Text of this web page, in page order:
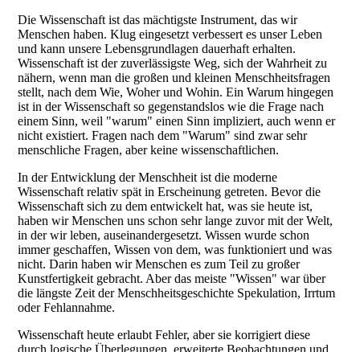
Die Wissenschaft ist das mächtigste Instrument, das wir
Menschen haben. Klug eingesetzt verbessert es unser Leben
und kann unsere Lebensgrundlagen dauerhaft erhalten.
Wissenschaft ist der zuverlässigste Weg, sich der Wahrheit zu
nähern, wenn man die großen und kleinen Menschheitsfragen
stellt, nach dem Wie, Woher und Wohin. Ein Warum hingegen
ist in der Wissenschaft so gegenstandslos wie die Frage nach
einem Sinn, weil "warum" einen Sinn impliziert, auch wenn er
nicht existiert. Fragen nach dem "Warum" sind zwar sehr
menschliche Fragen, aber keine wissenschaftlichen.
In der Entwicklung der Menschheit ist die moderne
Wissenschaft relativ spät in Erscheinung getreten. Bevor die
Wissenschaft sich zu dem entwickelt hat, was sie heute ist,
haben wir Menschen uns schon sehr lange zuvor mit der Welt,
in der wir leben, auseinandergesetzt. Wissen wurde schon
immer geschaffen, Wissen von dem, was funktioniert und was
nicht. Darin haben wir Menschen es zum Teil zu großer
Kunstfertigkeit gebracht. Aber das meiste "Wissen" war über
die längste Zeit der Menschheitsgeschichte Spekulation, Irrtum
oder Fehlannahme.
Wissenschaft heute erlaubt Fehler, aber sie korrigiert diese
durch logische Überlegungen, erweiterte Beobachtungen und